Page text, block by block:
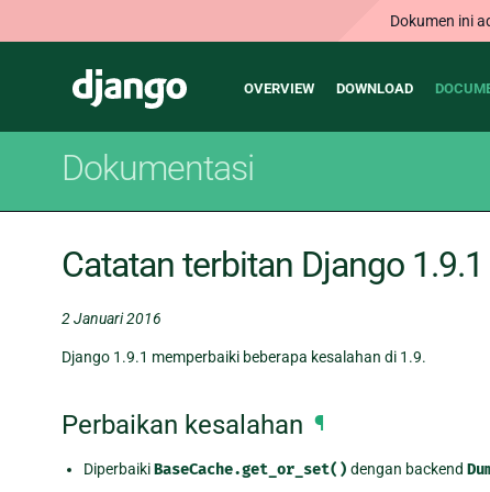
Dokumen ini
Django
Main
OVERVIEW DOWNLOAD
Dokumentasi
Catatan terbitan Django 1.9.1
2 Januari 2016
Django 1.9.1 memperbaiki beberapa kesalahan di 1.9.
Perbaikan kesalahan ¶
DiperbaikiBaseCache.get_or_set() dengan backend